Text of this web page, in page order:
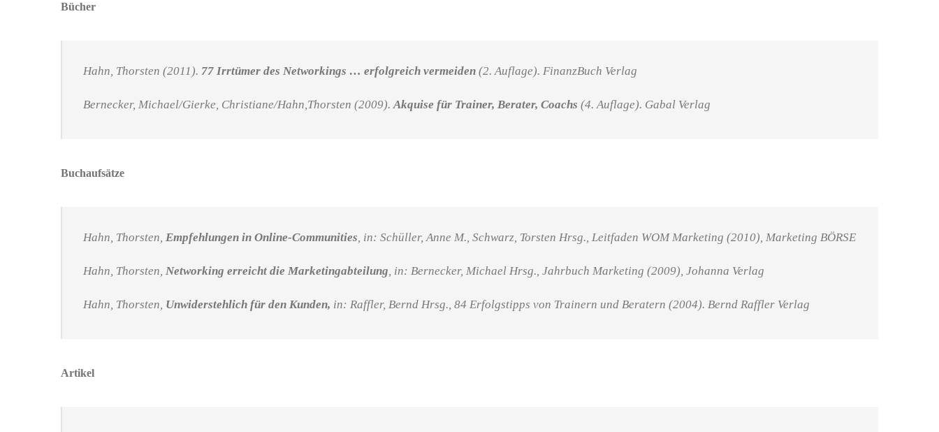
Bücher
Hahn, Thorsten (2011). 77 Irrtümer des Networkings … erfolgreich vermeiden (2. Auflage). FinanzBuch Verlag
Bernecker, Michael/Gierke, Christiane/Hahn,Thorsten (2009).Akquise für Trainer, Berater, Coachs (4. Auflage). Gabal Verlag
Buchaufsätze
Hahn, Thorsten, Empfehlungen in Online-Communities, in: Schüller, Anne M., Schwarz, Torsten Hrsg., Leitfaden WOM Marketing (2010), Marketing BÖRSE
Hahn, Thorsten, Networking erreicht die Marketingabteilung, in: Bernecker, Michael Hrsg., Jahrbuch Marketing (2009), Johanna Verlag
Hahn, Thorsten, Unwiderstehlich für den Kunden, in: Raffler, Bernd Hrsg., 84 Erfolgstipps von Trainern und Beratern (2004). Bernd Raffler Verlag
Artikel